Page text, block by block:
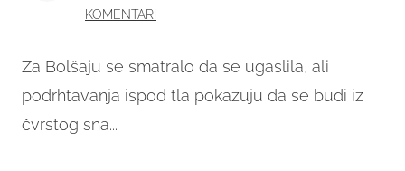
Za Bolšaju se smatralo da se ugaslila, ali
podrhtavanja ispod tla pokazuju da se budi iz
čvrstog sna...
KOMENTARI